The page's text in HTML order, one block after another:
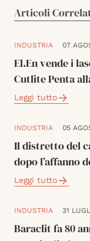
Articoli
INDUSTRIA 07
El.En vende i
Cutlite Penta
Leggi tutto
INDUSTRIA 05
Il distretto del
dopo l’affanno
Leggi tutto
INDUSTRIA 31
Baraclit fa 80